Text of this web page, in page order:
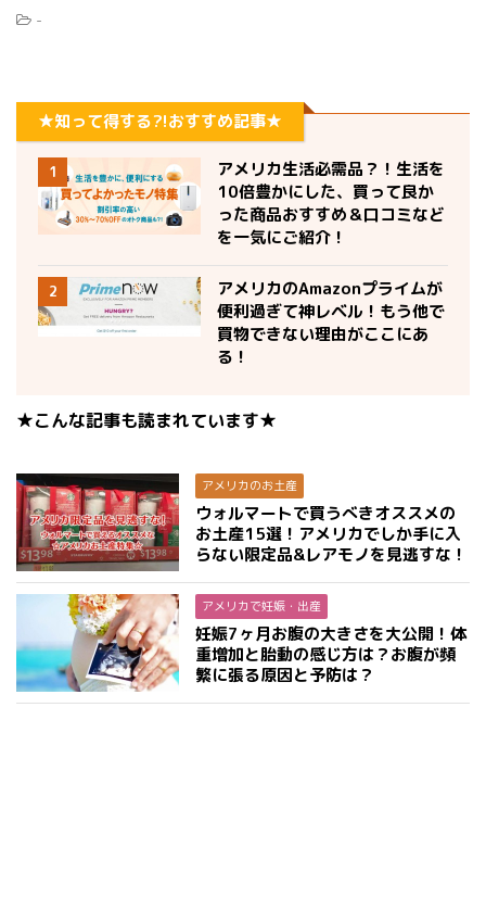
-
★知って得する?!おすすめ記事★
1
アメリカ生活必需品？！生活を
10倍豊かにした、買って良か
った商品おすすめ＆口コミなど
を一気にご紹介！
2
アメリカのAmazonプライムが
便利過ぎて神レベル！もう他で
買物できない理由がここにあ
る！
★こんな記事も読まれています★
アメリカのお土産
ウォルマートで買うべきオススメの
お土産15選！アメリカでしか手に入
らない限定品&レアモノを見逃すな！
アメリカで妊娠・出産
妊娠7ヶ月お腹の大きさを大公開！体
重増加と胎動の感じ方は？お腹が頻
繁に張る原因と予防は？